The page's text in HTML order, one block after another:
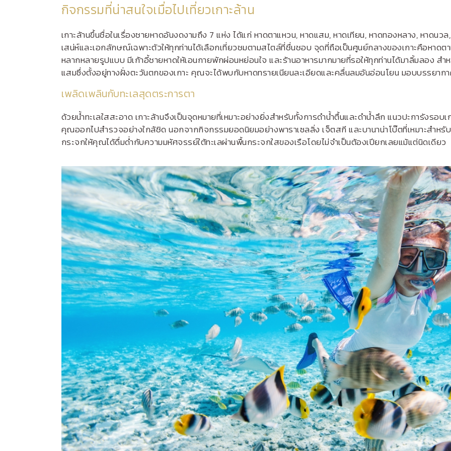
กิจกรรมที่น่าสนใจเมื่อไปเที่ยวเกาะล้าน
เกาะล้านขึ้นชื่อในเรื่องชายหาดอันงดงามถึง 7 แห่ง ได้แก่ หาดตาแหวน, หาดแสม, หาดเทียน, หาดทองหลาง, หาดน
เสน่ห์และเอกลักษณ์เฉพาะตัวให้ทุกท่านได้เลือกเที่ยวชมตามสไตล์ที่ชื่นชอบ จุดที่ถือเป็นศูนย์กลางของเกาะคือหาด
หลากหลายรูปแบบ มีเก้าอี้ชายหาดให้เอนกายพักผ่อนหย่อนใจ และร้านอาหารมากมายที่รอให้ทุกท่านได้มาลิ้มลอง ส
แสมซึ่งตั้งอยู่ทางฝั่งตะวันตกของเกาะ คุณจะได้พบกับหาดทรายเนียนละเอียดและคลื่นลมอันอ่อนโยน มอบบรรยา
เพลิดเพลินกับทะเลสุดตระการตา
ด้วยน้ำทะเลใสสะอาด เกาะล้านจึงเป็นจุดหมายที่เหมาะอย่างยิ่งสำหรับทั้งการดำน้ำตื้นและดำน้ำลึก แนวปะการังรอ
คุณออกไปสำรวจอย่างใกล้ชิด นอกจากกิจกรรมยอดนิยมอย่างพาราเซลลิ่ง เจ็ตสกี และบานาน่าโบ๊ตที่เหมาะสำหรั
กระจกให้คุณได้ดื่มด่ำกับความมหัศจรรย์ใต้ทะเลผ่านพื้นกระจกใสของเรือโดยไม่จำเป็นต้องเปียกเลยแม้แต่นิดเดียว